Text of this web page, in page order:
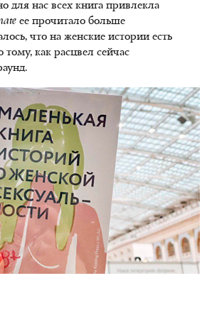
для нас всех книга привлекла
ее прочитало больше
что на женские истории есть
как расцвел сейчас